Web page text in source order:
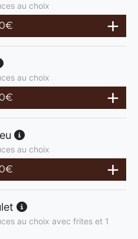
au choix
€
au choix
€
au choix
€
au choix avec frites et 1